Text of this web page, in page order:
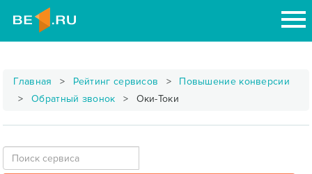
Главная Рейтинг сервисов
Повышение конверсии
Обратный звонок
Оки-Токи